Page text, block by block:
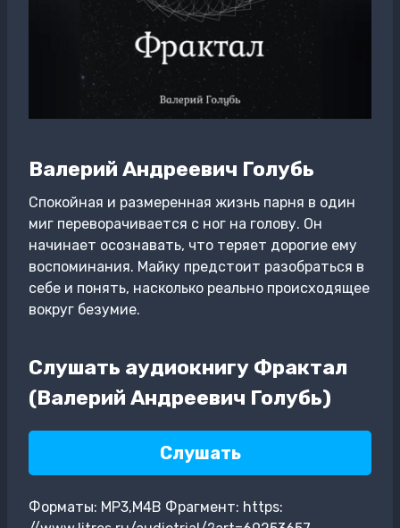
Валерий Андреевич Голубь
Спокойная и размеренная жизнь парня в один
миг переворачивается с ног на голову. Он
начинает осознавать, что теряет дорогие ему
воспоминания. Майку предстоит разобраться в
себе и понять, насколько реально происходящее
вокруг безумие.
Слушать аудиокнигу Фрактал
(Валерий Андреевич Голубь)
Слушать
Форматы: MP3,M4B Фрагмент: https: